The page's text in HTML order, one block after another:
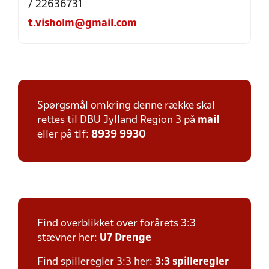
/ 22636731
t.visholm@gmail.com
Spørgsmål omkring denne række skal
rettes til DBU Jylland Region 3 på mail
eller på tlf: 8939 9930
Find overblikket over forårets 3:3
stævner her: U7 Drenge
Find spilleregler 3:3 her: 3:3 spilleregler